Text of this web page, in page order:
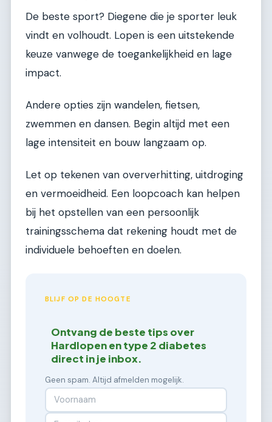
De beste sport? Diegene die je sporter leuk
vindt en volhoudt. Lopen is een uitstekende
keuze vanwege de toegankelijkheid en lage
impact.
Andere opties zijn wandelen, fietsen,
zwemmen en dansen. Begin altijd met een
lage intensiteit en bouw langzaam op.
Let op tekenen van oververhitting, uitdroging
en vermoeidheid. Een loopcoach kan helpen
bij het opstellen van een persoonlijk
trainingsschema dat rekening houdt met de
individuele behoeften en doelen.
BLIJF OP DE HOOGTE
Ontvang de beste tips over
Hardlopen en type 2 diabetes
direct in je inbox.
Geen spam. Altijd afmelden mogelijk.